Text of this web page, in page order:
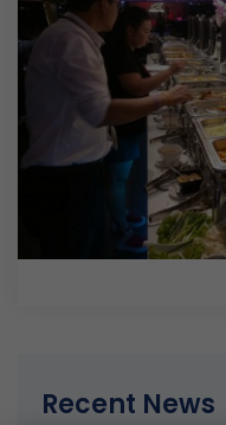
Recent News